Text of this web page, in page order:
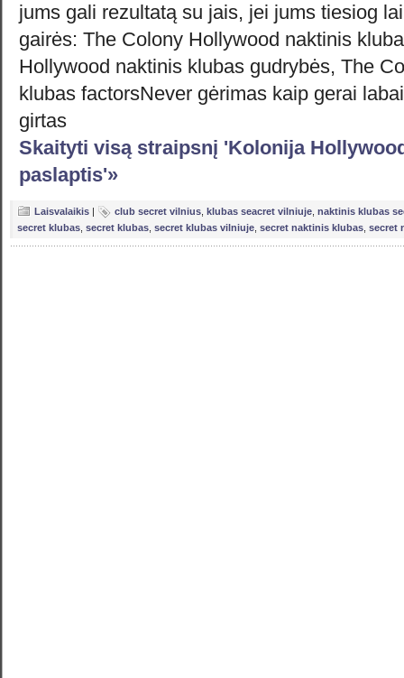
jums gali rezultatą su jais, jei jums tiesiog
gairės: The Colony Hollywood naktinis
Hollywood naktinis klubas gudrybės, The
klubas factorsNever gėrimas kaip gerai
girtas
Skaityti visą straipsnį 'Kolonija
paslaptis'»
Laisvalaikis | club secret vilnius klubas seacret vilniuje naktinis klubas
secret klubas secret klubas secret klubas vilniuje secret naktinis klubas secret